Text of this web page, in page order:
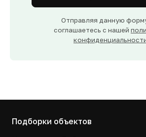
Отправляя данную
соглашаетесь с нашей
Подборки объектов